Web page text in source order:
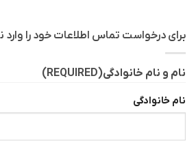
برای درخواست تماس اطلاعات خود را وارد
نام و نام خانوادگی(REQUIRED)
نام خانوادگی